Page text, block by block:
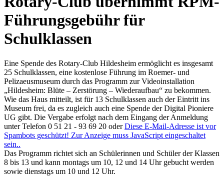
Führungsgebühr für
Schulklassen
Eine Spende des Rotary-Club Hildesheim ermöglicht es insgesamt
25 Schulklassen, eine kostenlose Führung im Roemer- und
Pelizaeusmuseum durch das Programm zur Videoinstallation
„Hildesheim: Blüte – Zerstörung – Wiederaufbau“ zu bekommen.
Wie das Haus mitteilt, ist für 13 Schulklassen auch der Eintritt ins
Museum frei, da es zugleich auch eine Spende der Digital Pioniere
UG gibt. Die Vergabe erfolgt nach dem Eingang der Anmeldung
unter Telefon 0 51 21 - 93 69 20 oderDiese E-Mail-Adresse ist vor
Spambots geschützt! Zur Anzeige muss JavaScript eingeschaltet
sein..
Das Programm richtet sich an Schülerinnen und Schüler der Klassen
8 bis 13 und kann montags um 10, 12 und 14 Uhr gebucht werden
sowie dienstags um 10 und 12 Uhr.